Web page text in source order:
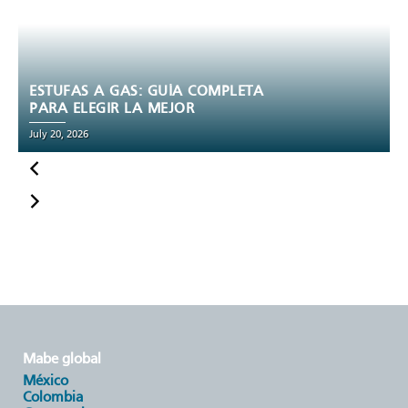
ESTUFAS A GAS: GUÍA COMPLETA
PARA ELEGIR LA MEJOR
July 20, 2026
mabe global
méxico
colombia